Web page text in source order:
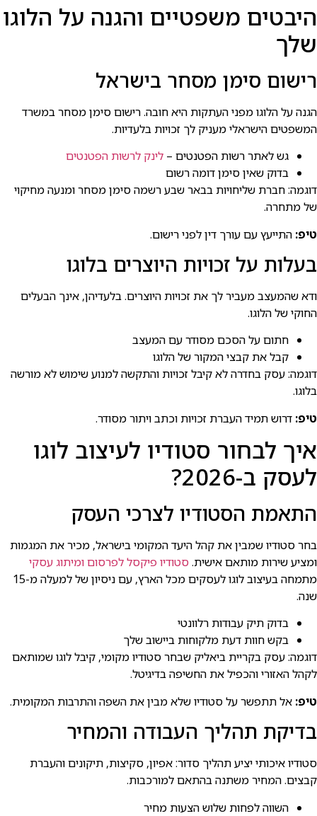
היבטים משפטיים והגנה על הלוגו
שלך
רישום סימן מסחר בישראל
הגנה על הלוגו מפני העתקות היא חובה. רישום סימן מסחר במשרד
המשפטים הישראלי מעניק לך זכויות בלעדיות.
גש לאתר רשות הפטנטים – לינק לרשות הפטנטים
בדוק שאין סימן דומה רשום
דוגמה: חברת שליחויות בבאר שבע רשמה סימן מסחר ומנעה מחיקוי
של מתחרה.
טיפ: התייעץ עם עורך דין לפני רישום.
בעלות על זכויות היוצרים בלוגו
ודא שהמעצב מעביר לך את זכויות היוצרים. בלעדיהן, אינך הבעלים
החוקי של הלוגו.
חתום על הסכם מסודר עם המעצב
קבל את קבצי המקור של הלוגו
דוגמה: עסק בחדרה לא קיבל זכויות והתקשה למנוע שימוש לא מורשה
בלוגו.
טיפ: דרוש תמיד העברת זכויות וכתב ויתור מסודר.
איך לבחור סטודיו לעיצוב לוגו
לעסק ב-2026?
התאמת הסטודיו לצרכי העסק
בחר סטודיו שמבין את קהל היעד המקומי בישראל, מכיר את המגמות
ומציע שירות מותאם אישית. סטודיו פיקסל לפרסום ומיתוג עסקי
מתמחה בעיצוב לוגו לעסקים מכל הארץ, עם ניסיון של למעלה מ-15
שנה.
בדוק תיק עבודות רלוונטי
בקש חוות דעת מלקוחות ביישוב שלך
דוגמה: עסק בקריית ביאליק שבחר סטודיו מקומי, קיבל לוגו שמותאם
לקהל האזורי והכפיל את החשיפה בדיגיטל.
טיפ: אל תתפשר על סטודיו שלא מבין את השפה והתרבות המקומית.
בדיקת תהליך העבודה והמחיר
סטודיו איכותי יציע תהליך סדור: אפיון, סקיצות, תיקונים והעברת
קבצים. המחיר משתנה בהתאם למורכבות.
השווה לפחות שלוש הצעות מחיר